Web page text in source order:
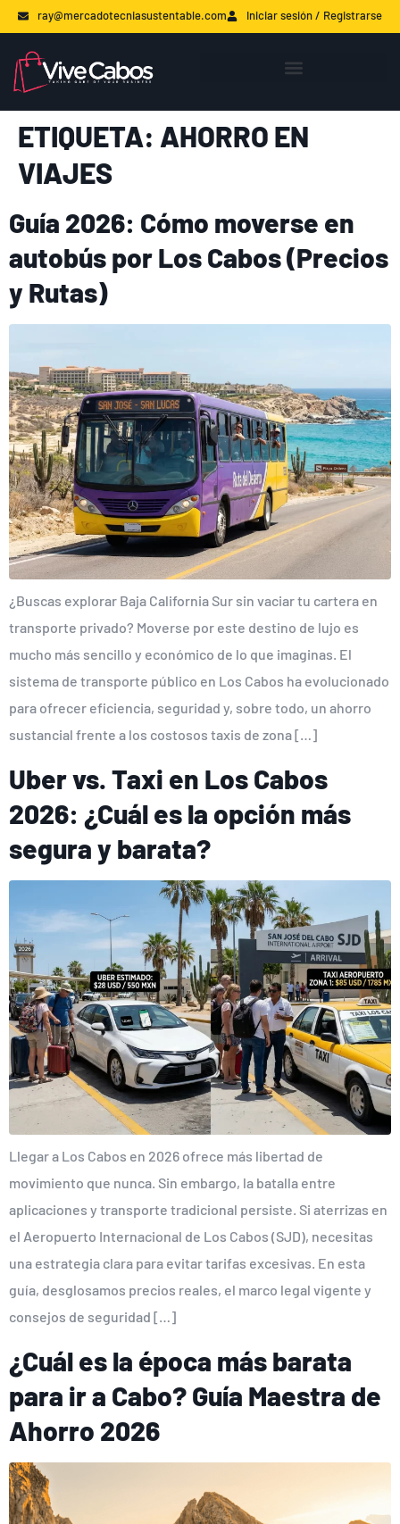
ray@mercadotecniasustentable.com Iniciar sesión / Registrarse
ETIQUETA: AHORRO EN
VIAJES
Guía 2026: Cómo moverse en
autobús por Los Cabos (Precios
y Rutas)
¿Buscas explorar Baja California Sur sin vaciar tu cartera en
transporte privado? Moverse por este destino de lujo es
mucho más sencillo y económico de lo que imaginas. El
sistema de transporte público en Los Cabos ha evolucionado
para ofrecer eficiencia, seguridad y, sobre todo, un ahorro
sustancial frente a los costosos taxis de zona […]
Uber vs. Taxi en Los Cabos
2026: ¿Cuál es la opción más
segura y barata?
Llegar a Los Cabos en 2026 ofrece más libertad de
movimiento que nunca. Sin embargo, la batalla entre
aplicaciones y transporte tradicional persiste. Si aterrizas en
el Aeropuerto Internacional de Los Cabos (SJD), necesitas
una estrategia clara para evitar tarifas excesivas. En esta
guía, desglosamos precios reales, el marco legal vigente y
consejos de seguridad […]
¿Cuál es la época más barata
para ir a Cabo? Guía Maestra de
Ahorro 2026